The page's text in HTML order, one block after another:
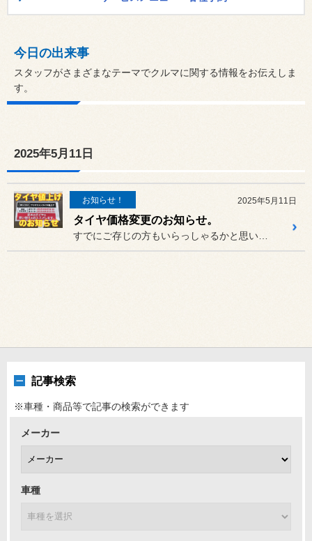
今日の出来事
スタッフがさまざまなテーマでクルマに関する情報をお伝えしま
す。
2025年5月11日
お知らせ！ 2025年5月11日
タイヤ価格変更のお知らせ。
記事検索
※車種・商品等で記事の検索ができます
メーカー
車種